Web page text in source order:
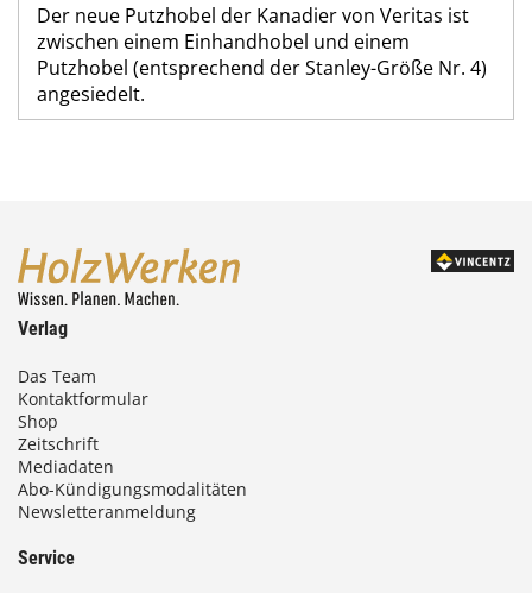
Der neue Putzhobel der Kanadier von Veritas ist
zwischen einem Einhandhobel und einem
Putzhobel (entsprechend der Stanley-Größe Nr. 4)
angesiedelt.
Verlag
Das Team
Kontaktformular
Shop
Zeitschrift
Mediadaten
Abo-Kündigungsmodalitäten
Newsletteranmeldung
Service